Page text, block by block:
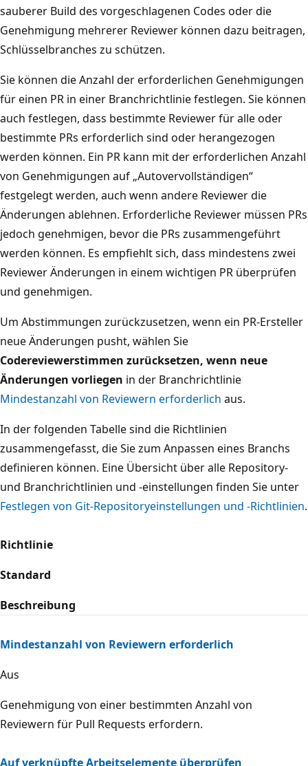
sauberer Build des vorgeschlagenen Codes oder die
Genehmigung mehrerer Reviewer können dazu beitragen,
Schlüsselbranches zu schützen.
Sie können die Anzahl der erforderlichen Genehmigungen
für einen PR in einer Branchrichtlinie festlegen. Sie können
auch festlegen, dass bestimmte Reviewer für alle oder
bestimmte PRs erforderlich sind oder herangezogen
werden können. Ein PR kann mit der erforderlichen Anzahl
von Genehmigungen auf „Autovervollständigen“
festgelegt werden, auch wenn andere Reviewer die
Änderungen ablehnen. Erforderliche Reviewer müssen PRs
jedoch genehmigen, bevor die PRs zusammengeführt
werden können. Es empfiehlt sich, dass mindestens zwei
Reviewer Änderungen in einem wichtigen PR überprüfen
und genehmigen.
Um Abstimmungen zurückzusetzen, wenn ein PR-Ersteller
neue Änderungen pusht, wählen Sie
Codereviewerstimmen zurücksetzen, wenn neue
Änderungen vorliegen in der Branchrichtlinie
Mindestanzahl von Reviewern erforderlich aus.
In der folgenden Tabelle sind die Richtlinien
zusammengefasst, die Sie zum Anpassen eines Branchs
definieren können. Eine Übersicht über alle Repository-
und Branchrichtlinien und -einstellungen finden Sie unter
Festlegen von Git-Repositoryeinstellungen und -Richtlinien.
Richtlinie
Standard
Beschreibung
Mindestanzahl von Reviewern erforderlich
Aus
Genehmigung von einer bestimmten Anzahl von
Reviewern für Pull Requests erfordern.
Auf verknüpfte Arbeitselemente überprüfen